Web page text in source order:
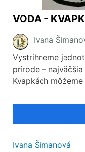
VODA -
Ivana
Vystrihneme
prírode –
Kvapkách
Ivana Šimanová